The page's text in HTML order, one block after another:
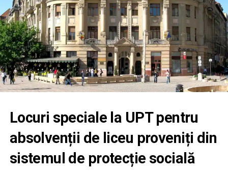
Locuri speciale la UPT pentru
absolvenții de liceu proveniți din
sistemul de protecție socială